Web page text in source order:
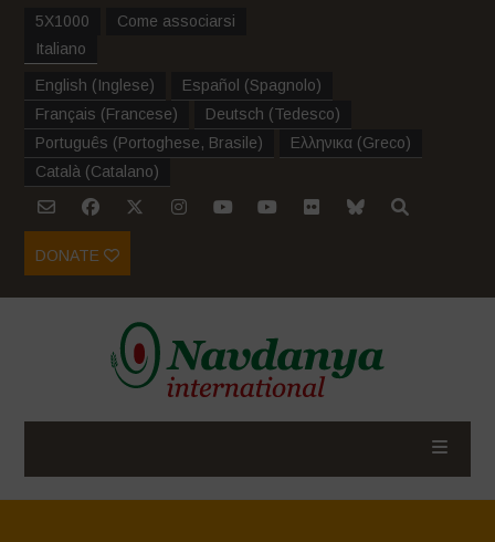
5X1000
Come associarsi
Italiano
English (Inglese) Español (Spagnolo)
Français (Francese) Deutsch (Tedesco)
Português (Portoghese, Brasile) Ελληνικα (Greco)
Català (Catalano)
DONATE